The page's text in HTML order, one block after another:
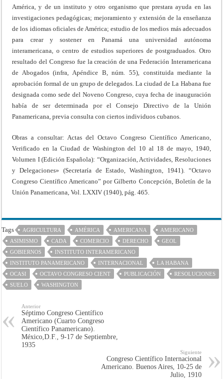
América, y de un instituto y otro organismo que prestara ayuda en las
investigaciones pedagógicas; mejoramiento y extensión de la enseñanza
de los idiomas oficiales de América; estudio de los medios más adecuados
para crear y sostener en Panamá una universidad autónoma
interamericana, o centro de estudios superiores de postgraduados. Otro
resultado del Congreso fue la creación de una Federación Interamericana
de Abogados (infra, Apéndice B, núm. 55), constituida mediante la
aprobación formal de un grupo de delegados. La ciudad de La Habana fue
designada como sede del Noveno Congreso, cuya fecha de inauguración
había de ser determinada por el Consejo Directivo de la Unión
Panamericana, previa consulta con ciertos individuos cubanos.
Obras a consultar: Actas del Octavo Congreso Científico Americano,
Verificado en la Ciudad de Washington del 10 al 18 de mayo, 1940,
Volumen I (Edición Española): “Organización, Actividades, Resoluciones
y Delegaciones» (Secretaría de Estado, Washington, 1941). “Octavo
Congreso Científico Americano” por Gilberto Concepción, Boletín de la
Unión Panamericana, Vol. LXXIV (1940), pág. 465.
Tags AGRICULTURA AMÉRICA AMERICANA
AMERICANO
ASIMISMO
CADA COMERCIO DERECHO
GEOL
GOBIERNOS
INSTITUTO INTERAMERICANO
INSTITUTO PANAMERICANO
INTERNACIONAL
LA HABANA
OCASI
OCTAVO CONGRESO CIENT PUBLICACIÓN
RESOLUCIONES
SUELO
WASHINGTON
Anterior
Séptimo Congreso Científico
Americano (Cuarto Congreso
Científico Panamericano).
México,D.F., 9-17 de Septiembre,
1935
Siguiente
Congreso Científico Internacional
Americano. Buenos Aires, 10-25 de
Julio, 1910